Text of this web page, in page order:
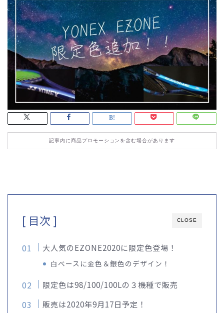
記事内に商品プロモーションを含む場合があります
CLOSE
[ 目次 ]
大人気のEZONE2020に限定色登場！
白ベースに金色＆銀色のデザイン！
限定色は98/100/100Lの３機種で販売
販売は2020年9月17日予定！